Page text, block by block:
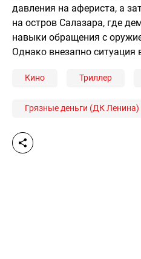
давления на афериста, а
на остров Салазара, где
навыки обращения с
Однако внезапно ситуация
Кино Триллер
Грязные деньги (ДК Ленина)